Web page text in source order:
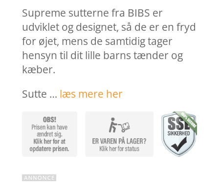
Supreme sutterne fra BIBS er
udviklet og designet, så de er en fryd
for øjet, mens de samtidig tager
hensyn til dit lille barns tænder og
kæber.
Sutte … læs mere her